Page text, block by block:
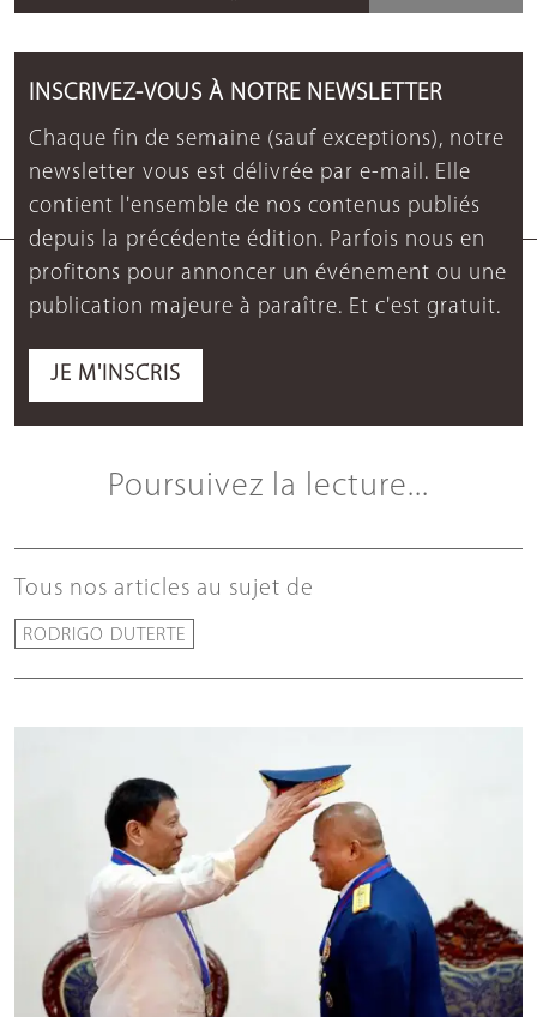
INSCRIVEZ-VOUS À NOTRE NEWSLETTER
Chaque fin de semaine (sauf exceptions), notre
newsletter vous est délivrée par e-mail. Elle
contient l'ensemble de nos contenus publiés
depuis la précédente édition. Parfois nous en
profitons pour annoncer un événement ou une
publication majeure à paraître. Et c'est gratuit.
JE M'INSCRIS
Poursuivez la lecture...
Tous nos articles au sujet de
RODRIGO DUTERTE